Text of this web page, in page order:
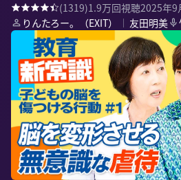
(1319)1.9万回視聴2025年9
りんたろー。（EXIT）
｜ 友田明美